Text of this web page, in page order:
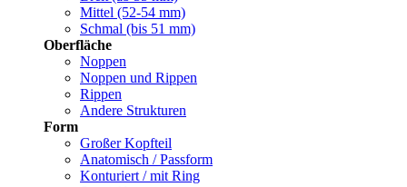
Mittel (52-54 mm)
Schmal (bis 51 mm)
Oberfläche
Noppen
Noppen und Rippen
Rippen
Andere Strukturen
Form
Großer Kopfteil
Anatomisch / Passform
Konturiert / mit Ring